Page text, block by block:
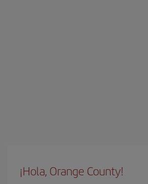
¡Hola, Orange County!